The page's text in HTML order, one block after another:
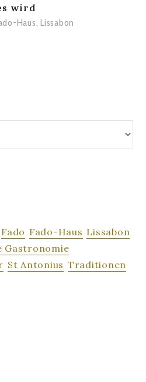
wird
Haus,Lissabon
Fado Fado-Haus Lissabon
Gastronomie
St Antonius Traditionen